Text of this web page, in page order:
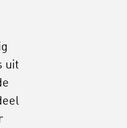
uit